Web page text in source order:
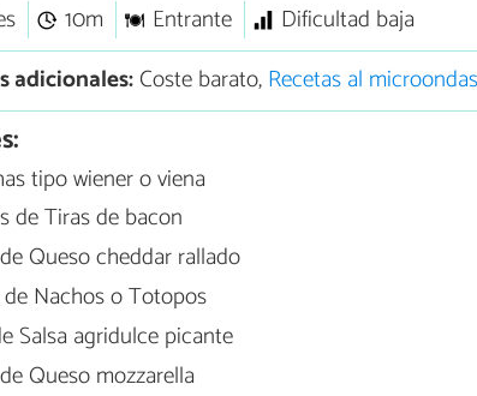
10m Entrante
Dificultad baja
adicionales:Coste barato,Recetas al microondas
tipo wiener o viena
de Tiras de bacon
Queso cheddar rallado
Nachos o Totopos
Salsa agridulce picante
Queso mozzarella